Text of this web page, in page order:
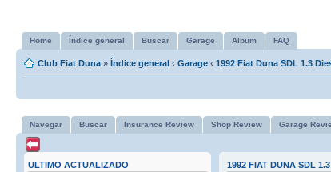
Home Índice general Buscar Garage Album FAQ
Club Fiat Duna » Índice general ‹ Garage ‹ 1992 Fiat Duna SDL 1.3
Navegar Buscar Insurance Review Shop Review Garage
ULTIMO ACTUALIZADO 1992 FIAT DUNA SDL